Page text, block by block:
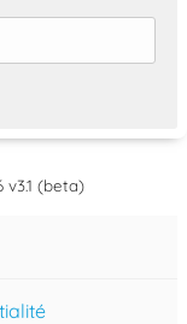
v3.1 (beta)